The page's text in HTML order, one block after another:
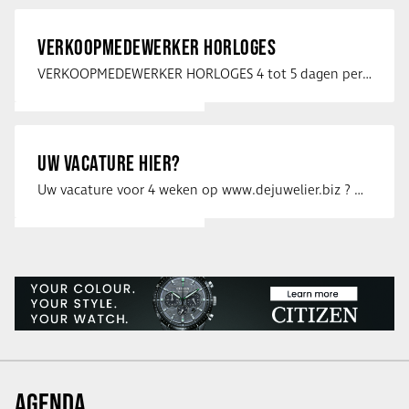
VERKOOPMEDEWERKER HORLOGES
VERKOOPMEDEWERKER HORLOGES 4 tot 5 dagen per week Heb jij een passie voor …
UW VACATURE HIER?
Uw vacature voor 4 weken op www.dejuwelier.biz ? Neem dan contact op met …